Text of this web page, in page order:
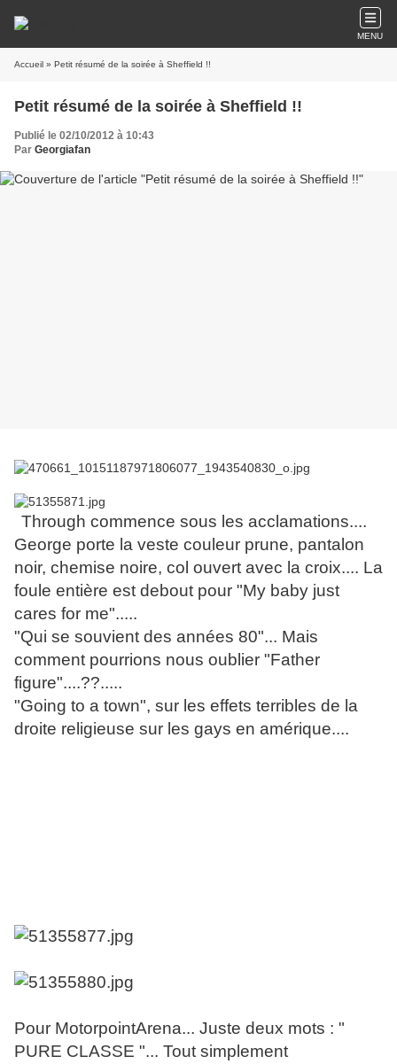
MENU
Accueil » Petit résumé de la soirée à Sheffield !!
Petit résumé de la soirée à Sheffield !!
Publié le 02/10/2012 à 10:43
Par Georgiafan
Through commence sous les acclamations....
George porte la veste couleur prune, pantalon
noir, chemise noire, col ouvert avec la croix.... La
foule entière est debout pour "My baby just
cares for me".....
"Qui se souvient des années 80"... Mais
comment pourrions nous oublier "Father
figure"....??.....
"Going to a town", sur les effets terribles de la
droite religieuse sur les gays en amérique....
Pour MotorpointArena... Juste deux mots : "
PURE CLASSE "... Tout simplement